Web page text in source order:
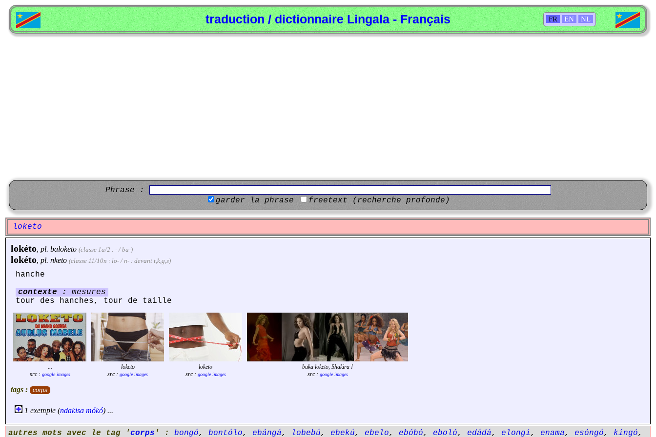
FR EN NL
traduction / dictionnaire Lingala - Français
Phrase :
garder la phrase
freetext (recherche profonde)
loketo
lokéto, pl. baloketo (classe 1a/2 : - / ba-)
lokéto, pl. nketo (classe 11/10n : lo- / n- : devant t,k,g,s)
hanche
contexte :
mesures
tour des hanches, tour de taille
...
src : google images
loketo
src : google images
loketo
src : google images
buka loketo, Shakira !
src : google images
tags : corps
1 exemple (ndakisa mókó) ...
autres mots avec le tag 'corps ' : bongó, bontólo, ebángá, lobebú, ebekú, ebelo, ebóbó, eboló, edádá, elongi, enama, esóngó, kíngó,